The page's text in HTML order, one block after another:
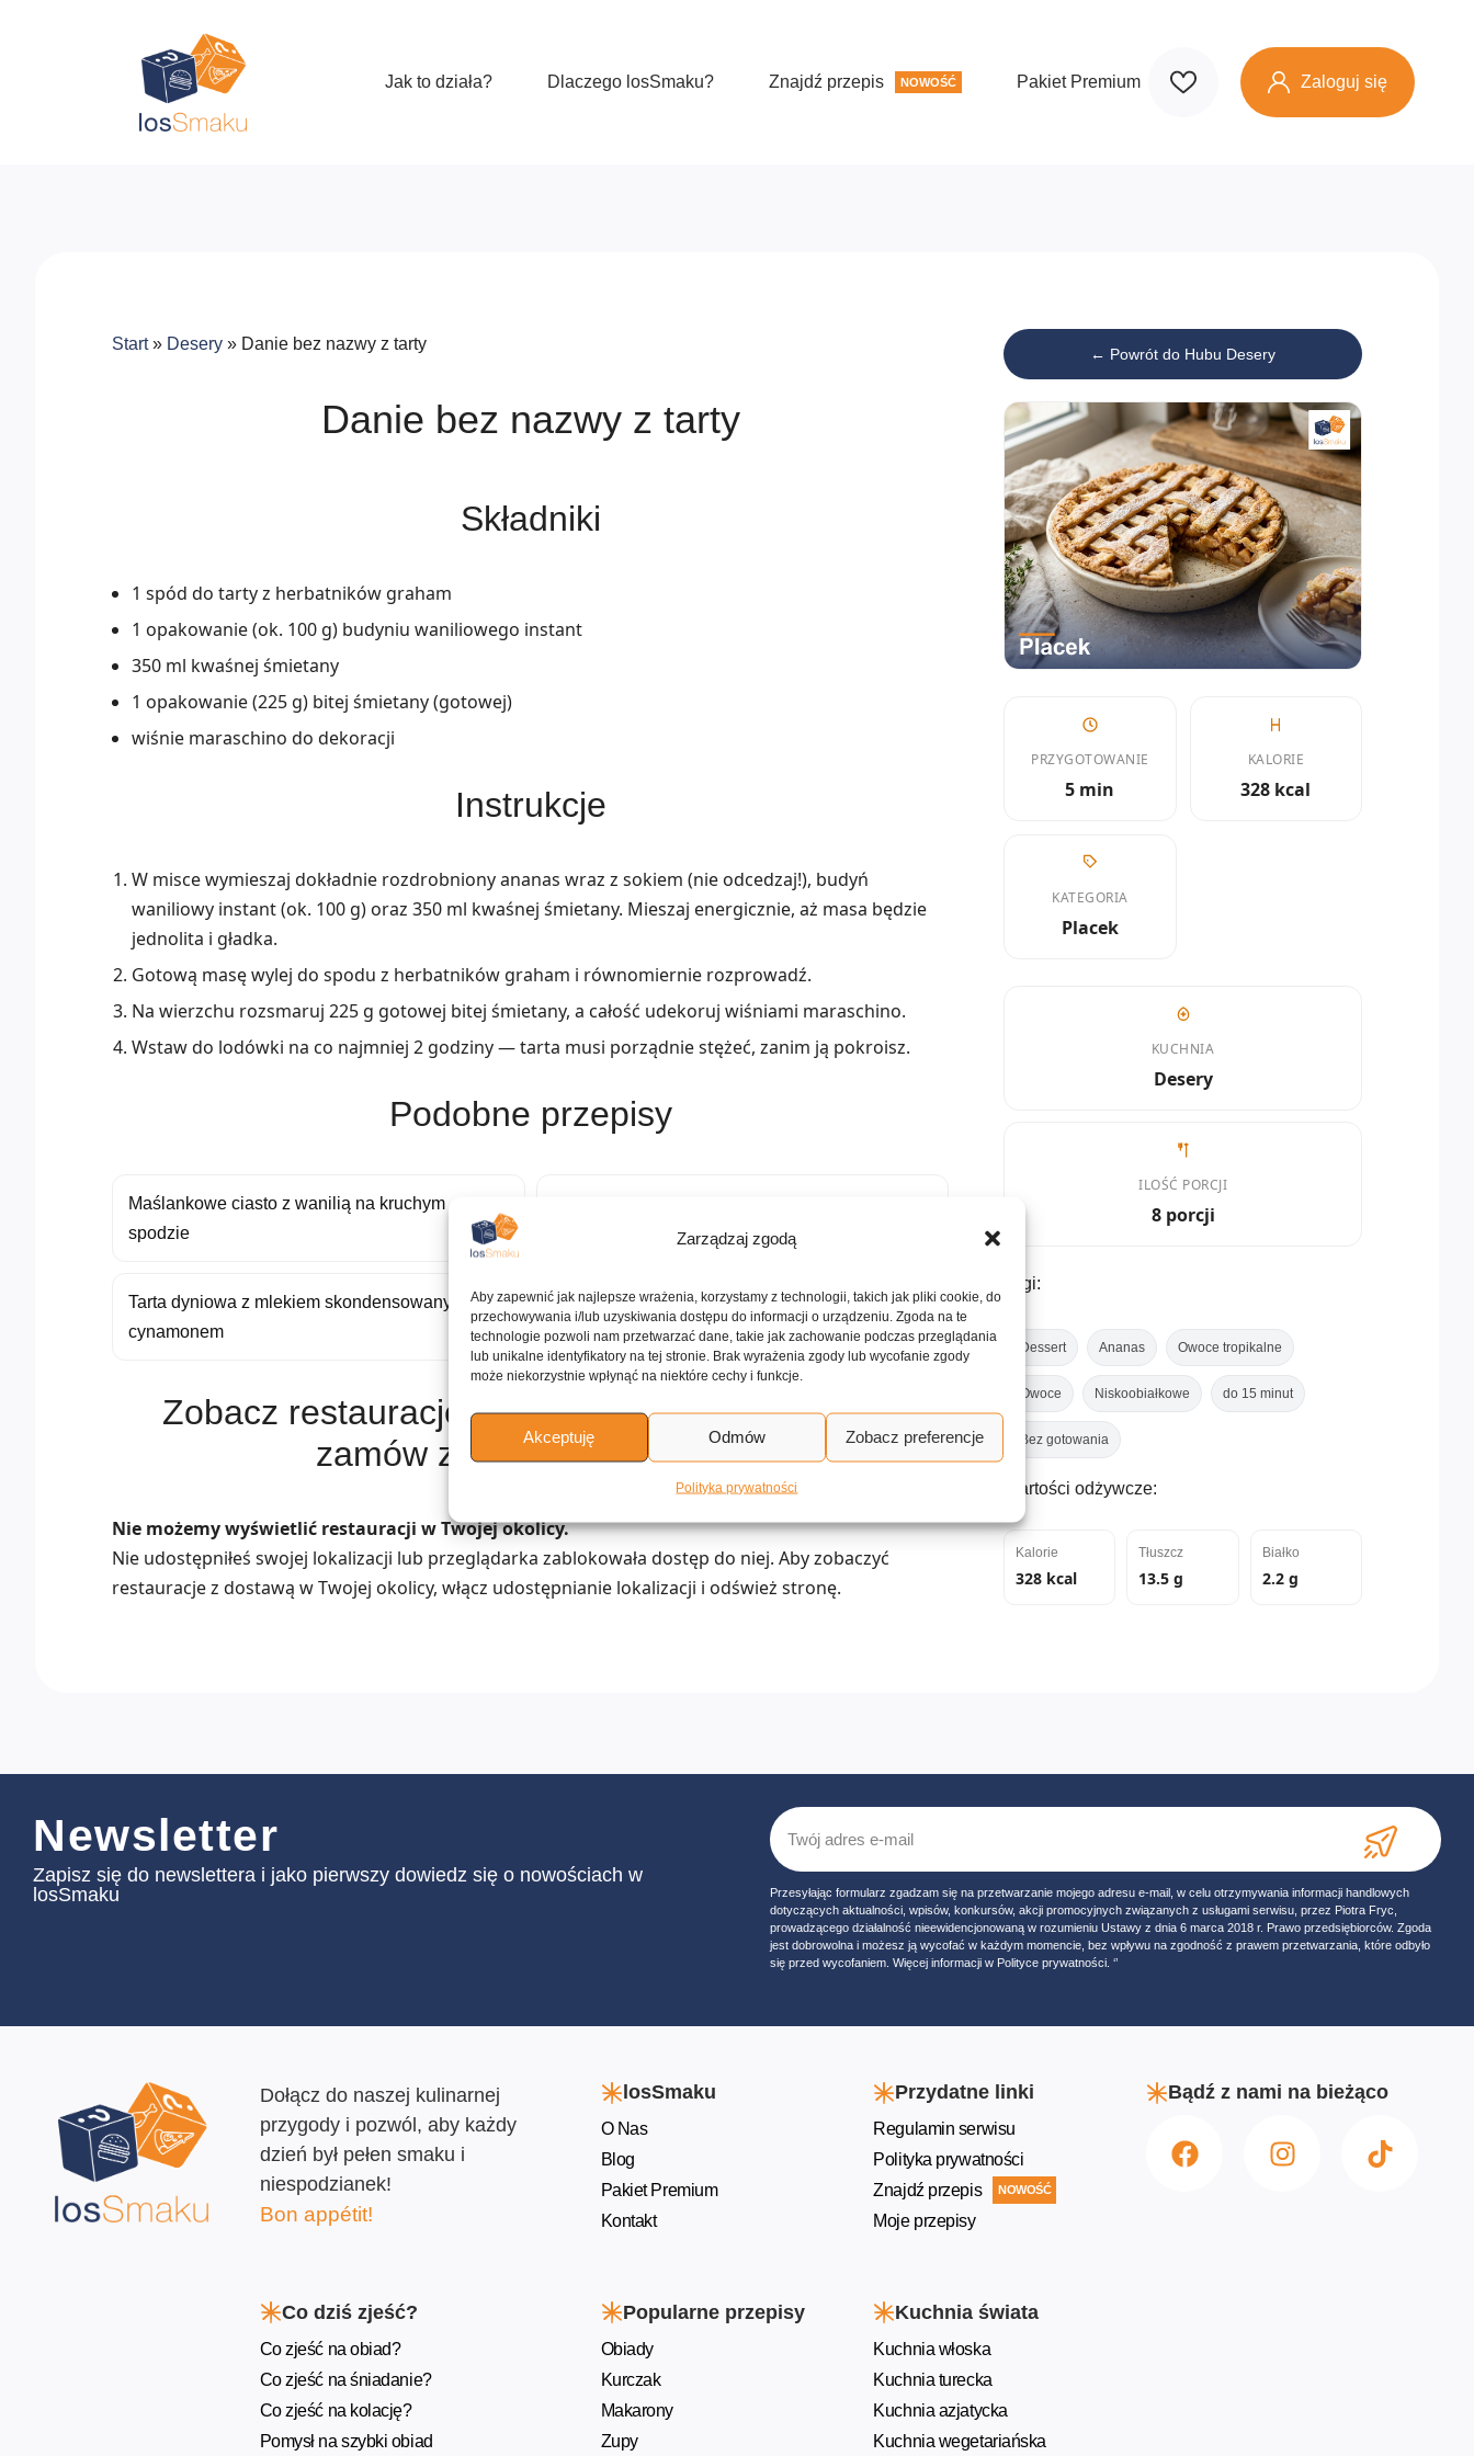
Zarządzaj zgodą
Aby zapewnić jak najlepsze wrażenia, korzystamy z technologii, takich jak pliki cookie, do
przechowywania i/lub uzyskiwania dostępu do informacji o urządzeniu. Zgoda na te
technologie pozwoli nam przetwarzać dane, takie jak zachowanie podczas przeglądania
lub unikalne identyfikatory na tej stronie. Brak wyrażenia zgody lub wycofanie zgody
może niekorzystnie wpłynąć na niektóre cechy i funkcje.
Akceptuję Odmów Zobacz preferencje
Polityka prywatności
Jak to działa? Dlaczego losSmaku? Znajdź przepis NOWOŚĆ Pakiet Premium Zaloguj się
Start» Desery » Danie bez nazwy z tarty
Danie bez nazwy z tarty
Składniki
1 spód do tarty z herbatników graham
1 opakowanie (ok. 100 g) budyniu waniliowego instant
350 ml kwaśnej śmietany
1 opakowanie (225 g) bitej śmietany (gotowej)
wiśnie maraschino do dekoracji
Instrukcje
W misce wymieszaj dokładnie rozdrobniony ananas wraz z sokiem (nie odcedzaj!), budyń
waniliowy instant (ok. 100 g) oraz 350 ml kwaśnej śmietany. Mieszaj energicznie, aż masa będzie
jednolita i gładka.
Gotową masę wylej do spodu z herbatników graham i równomiernie rozprowadź.
Na wierzchu rozsmaruj 225 g gotowej bitej śmietany, a całość udekoruj wiśniami maraschino.
Wstaw do lodówki na co najmniej 2 godziny — tarta musi porządnie stężeć, zanim ją pokroisz.
Podobne przepisy
Maślankowe ciasto z wanilią na kruchym
spodzie
Tarta dyniowa z mlekiem skondensowanym i
cynamonem
Zapiekanka dyniowa z orzechami pekan i
chrupiącą kruszonką
Zobacz restauracje serwujące kuchnię desery i
zamów z dostawą do domu
Nie możemy wyświetlić restauracji w Twojej okolicy.
Nie udostępniłeś swojej lokalizacji lub przeglądarka zablokowała dostęp do niej. Aby zobaczyć
restauracje z dostawą w Twojej okolicy, włącz udostępnianie lokalizacji i odśwież stronę.
← Powrót do Hubu Desery
PRZYGOTOWANIE
5 min
KALORIE
328 kcal
KATEGORIA
Placek
KUCHNIA
Desery
ILOŚĆ PORCJI
8 porcji
Tagi:
Dessert Ananas Owoce tropikalne
Owoce Niskoobiałkowe do 15 minut
Bez gotowania
Wartości odżywcze:
Kalorie
328 kcal
Tłuszcz
13.5 g
Białko
2.2 g
Newsletter
Zapisz się do newslettera i jako pierwszy dowiedz się o nowościach w
losSmaku
Przesyłając formularz zgadzam się na przetwarzanie mojego adresu e-mail, w celu otrzymywania informacji handlowych
dotyczących aktualności, wpisów, konkursów, akcji promocyjnych związanych z usługami serwisu, przez Piotra Fryc,
prowadzącego działalność nieewidencjonowaną w rozumieniu Ustawy z dnia 6 marca 2018 r. Prawo przedsiębiorców. Zgoda
jest dobrowolna i możesz ją wycofać w każdym momencie, bez wpływu na zgodność z prawem przetwarzania, które odbyło
się przed wycofaniem. Więcej informacji w Polityce prywatności. ‘’
Dołącz do naszej kulinarnej
przygody i pozwól, aby każdy
dzień był pełen smaku i
niespodzianek!
Bon appétit!
losSmaku
O Nas
Blog
Pakiet Premium
Kontakt
Przydatne linki
Regulamin serwisu
Polityka prywatności
Znajdź przepis
NOWOŚĆ
Moje przepisy
Bądź z nami na bieżąco
Co dziś zjeść?
Co zjeść na obiad?
Co zjeść na śniadanie?
Co zjeść na kolację?
Pomysł na szybki obiad
Popularne przepisy
Obiady
Kurczak
Makarony
Zupy
Kuchnia świata
Kuchnia włoska
Kuchnia turecka
Kuchnia azjatycka
Kuchnia wegetariańska